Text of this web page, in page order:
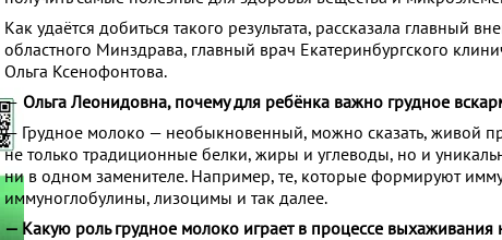
Как удаётся добиться такого результата, рассказала главный
областного Минздрава, главный врач Екатеринбургского
Ольга Ксенофонтова.
— Ольга Леонидовна, почему для ребёнка важно грудное
— Грудное молоко — необыкновенный, можно сказать, живой
не только традиционные белки, жиры и углеводы, но и
ни в одном заменителе. Например, те, которые формируют
иммуноглобулины, лизоцимы и так далее.
— Какую роль грудное молоко играет в процессе